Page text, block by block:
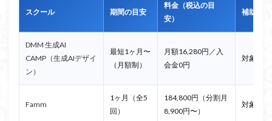
スクール 期間の目安
料金（税込の目
安）
補助金
DMM 生成AI
CAMP（生成AIデザイ
ン）
最短1ヶ月〜
（月額制）
月額16,280円／入
会金0円
対象外
Famm
1ヶ月（全5
回）
184,800円（分割月
8,900円〜）
対象外